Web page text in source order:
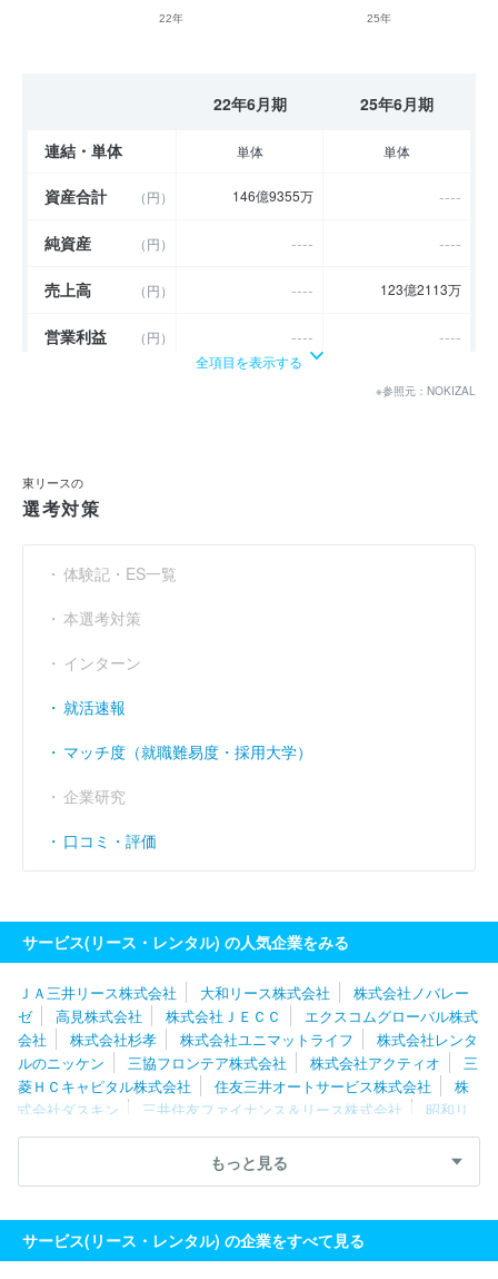
22年 25年
22年6月期 25年6月期
連結・単体 単体 単体
資産合計 （円） 146億9355万 ----
純資産 （円） ---- ----
売上高 （円） ---- 123億2113万
営業利益 （円） ---- ----
----
利益余剰金
売上伸び率
営業利益率 （％）
経常利益率 （％）
全項目を表示する
※参照元：NOKIZAL
東リースの
選考対策
体験記・ES一覧
本選考対策
インターン
就活速報
マッチ度（就職難易度・採用大学）
企業研究
口コミ・評価
サービス(リース・レンタル) の人気企業をみる
ＪＡ三井リース株式会社 大和リース株式会社
株式会社ノバレー
ゼ
高見株式会社 株式会社ＪＥＣＣ
エクスコムグローバル株式
会社
株式会社杉孝 株式会社ユニマットライフ
株式会社レンタ
ルのニッケン
三協フロンテア株式会社 株式会社アクティオ
三
菱ＨＣキャピタル株式会社
住友三井オートサービス株式会社
株
式会社ダスキン
三井住友ファイナンス＆リース株式会社
昭和リ
ース株式会社
みずほリース株式会社
ＮＥＣキャピタルソリュー
三井住友トラスト・パナソニックファイナンス株式
会社
ＭＵＦＧファイナンス＆リーシング株式会社
太陽建機レンタル株
式会社
ＪＲ東日本メカトロニクス株式会社
株式会社日本ケアサ
もっと見る
サービス(リース・レンタル) の企業をすべて見る